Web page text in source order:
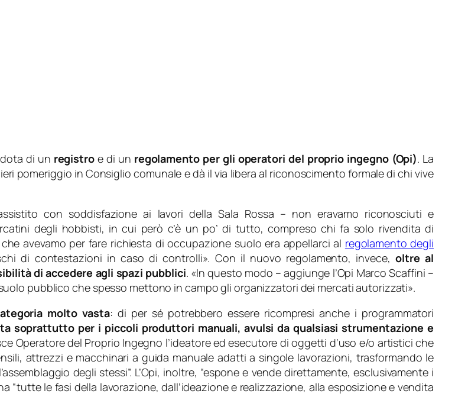
di un registro e di un regolamento per gli operatori del proprio ingegno (Opi). La
pomeriggio in Consiglio comunale e dà il via libera al riconoscimento formale di chi vive
con soddisfazione ai lavori della Sala Rossa – non eravamo riconosciuti e
degli hobbisti, in cui però c’è un po’ di tutto, compreso chi fa solo rivendita di
avevamo per fare richiesta di occupazione suolo era appellarci al regolamento degli
di contestazioni in caso di controlli». Con il nuovo regolamento, invece, oltre al
di accedere agli spazi pubblici. «In questo modo – aggiunge l’Opi Marco Scaffini –
pubblico che spesso mettono in campo gli organizzatori dei mercati autorizzati».
molto vasta: di per sé potrebbero essere ricompresi anche i programmatori
soprattutto per i piccoli produttori manuali, avulsi da qualsiasi strumentazione e
Operatore del Proprio Ingegno l’ideatore ed esecutore di oggetti d’uso e/o artistici che
attrezzi e macchinari a guida manuale adatti a singole lavorazioni, trasformando le
degli stessi”. L’Opi, inoltre, “espone e vende direttamente, esclusivamente i
“tutte le fasi della lavorazione, dall’ideazione e realizzazione, alla esposizione e vendita